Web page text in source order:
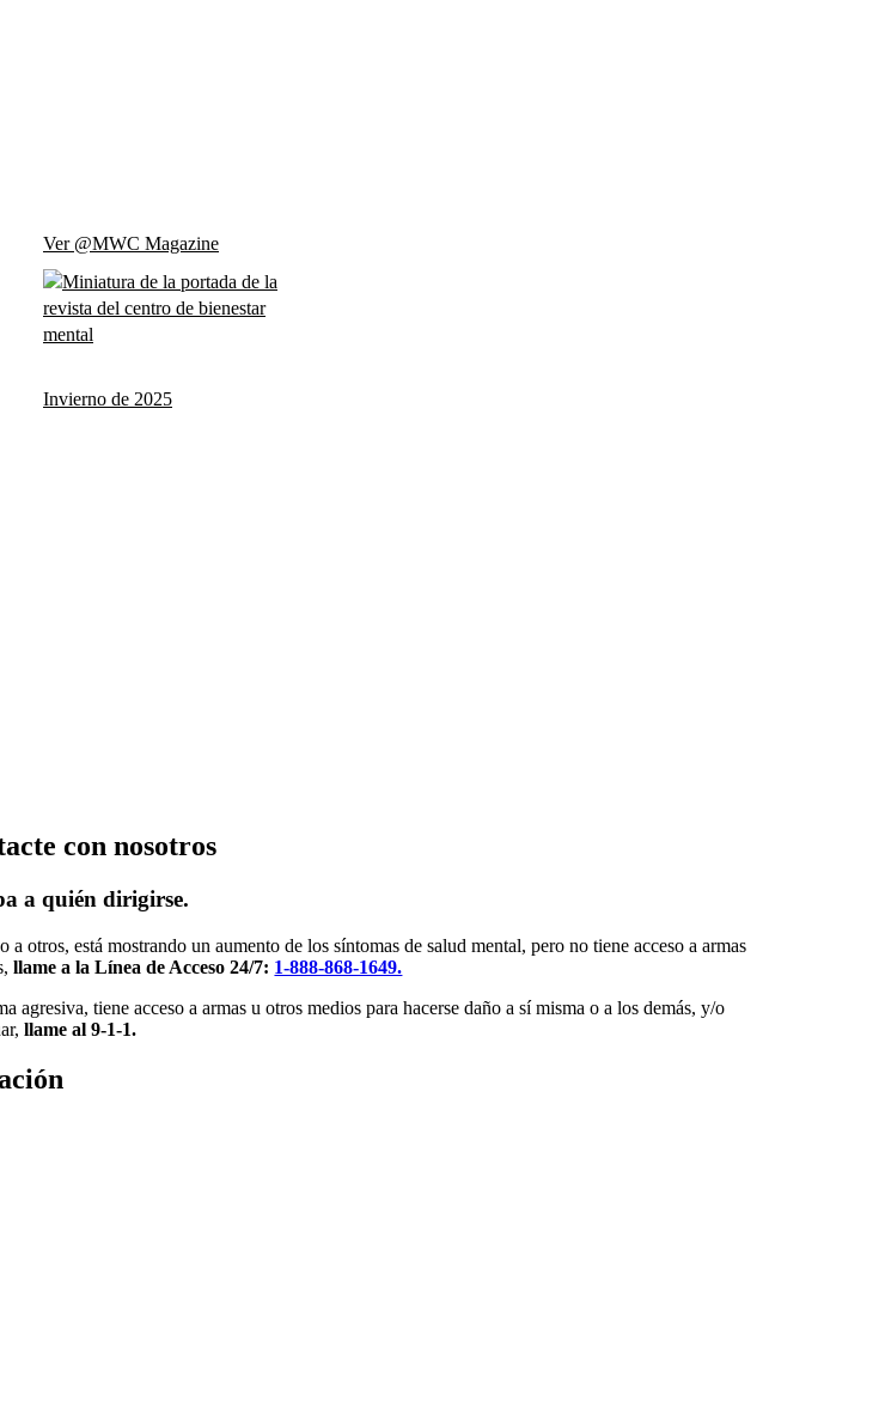
Ver @MWC Magazine
Invierno de 2025
con nosotros
a quién dirigirse.
otros, está mostrando un aumento de los síntomas de salud mental, pero no tiene acceso a armas
llame a la Línea de Acceso 24/7: 1-888-868-1649.
tiene acceso a armas u otros medios para hacerse daño a sí misma o a los demás, y/o
llame al 9-1-1.